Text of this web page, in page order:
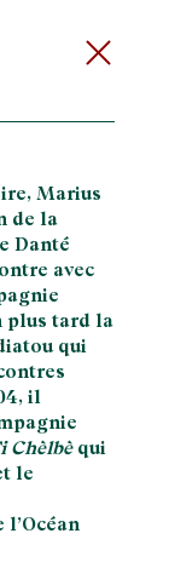
Marius
de la
Danté
avec
plus tard la
qui
il
Chèlbèqui
le